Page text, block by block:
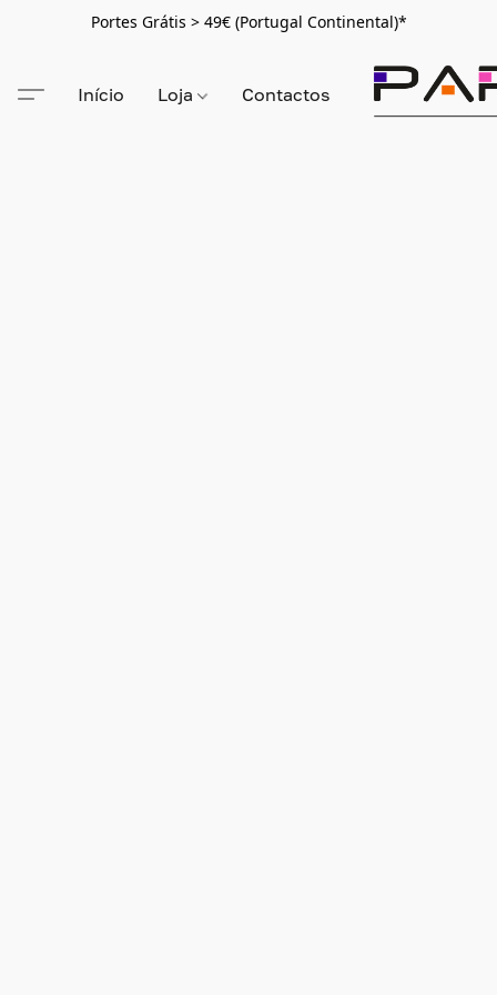
Portes Grátis > 49€ (Portugal Continental)*
Início Loja Contactos